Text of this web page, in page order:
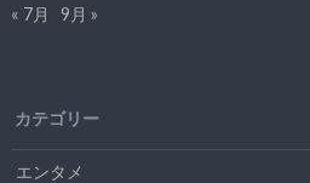
« 7月
9月 »
カテゴリー
エンタメ